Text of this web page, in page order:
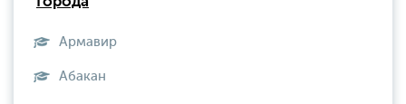
Армавир
Абакан